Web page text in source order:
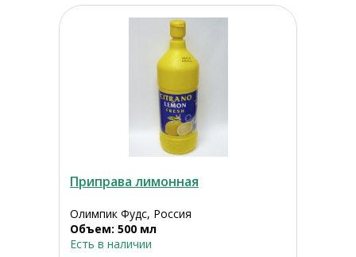
Приправа лимонная
Олимпик Фудс, Россия
Объем: 500 мл
Есть в наличии